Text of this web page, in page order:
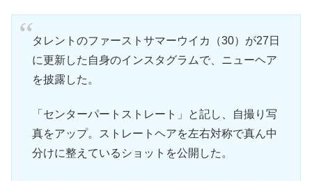
タレントのファーストサマーウイカ（30）が27日
に更新した自身のインスタグラムで、ニューヘア
を披露した。
「センターパートストレート」と記し、自撮り写
真をアップ。ストレートヘアを左右対称で真ん中
分けに整えているショットを公開した。